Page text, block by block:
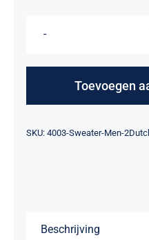
Toevoegen
Alternative:
SKU: 4003-Sweater-Men-
Beschrijving